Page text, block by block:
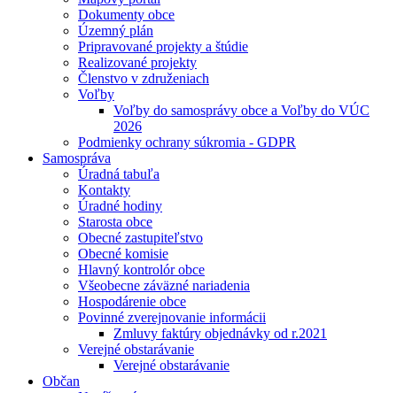
Dokumenty obce
Územný plán
Pripravované projekty a štúdie
Realizované projekty
Členstvo v združeniach
Voľby
Voľby do samosprávy obce a Voľby do VÚC
2026
Podmienky ochrany súkromia - GDPR
Samospráva
Úradná tabuľa
Kontakty
Úradné hodiny
Starosta obce
Obecné zastupiteľstvo
Obecné komisie
Hlavný kontrolór obce
Všeobecne záväzné nariadenia
Hospodárenie obce
Povinné zverejnovanie informácii
Zmluvy faktúry objednávky od r.2021
Verejné obstarávanie
Verejné obstarávanie
Občan